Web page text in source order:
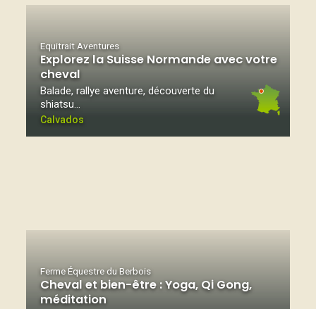
Equitrait Aventures
Explorez la Suisse Normande avec votre
cheval
Balade, rallye aventure, découverte du
shiatsu…
Calvados
Ferme Équestre du Berbois
Cheval et bien-être : Yoga, Qi Gong,
méditation